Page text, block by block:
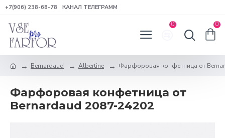
+7(906) 238-68-78 КАНАЛ ТЕЛЕГРАММ
0 0
Bernardaud Albertine Фарфоровая конфетница от
Фарфоровая конфетница от
Bernardaud 2087-24202